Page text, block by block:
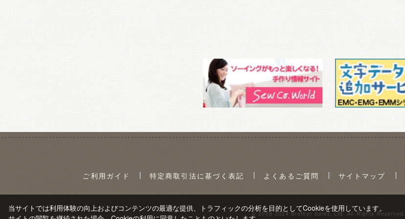
ご利用ガイド 特定商取引法に基づく表記 よくあるご質問 サイトマップ
© 2008-2024 Brother Sales, Ltd. All Rights Reserved.
当サイトでは利用体験の向上およびコンテンツの最適な提供、トラフィックの分析を目的としてCookieを使用しています。